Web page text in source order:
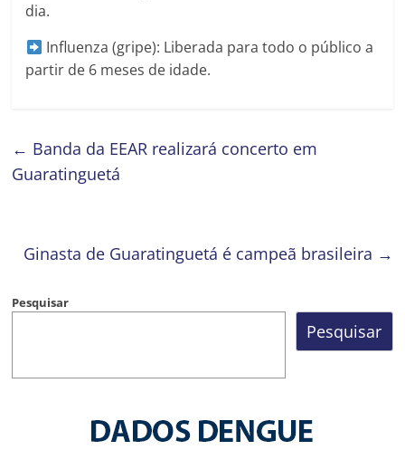
dia.
Influenza (gripe): Liberada para todo o público a
partir de 6 meses de idade.
← Banda da EEAR realizará concerto em
Guaratinguetá
Ginasta de Guaratinguetá é campeã brasileira →
Pesquisar
Pesquisar